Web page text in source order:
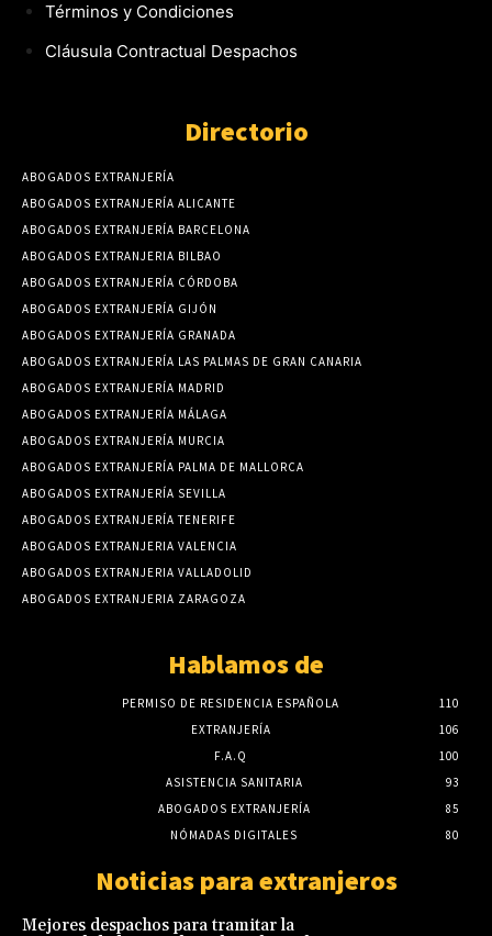
Términos y Condiciones
Cláusula Contractual Despachos
Directorio
ABOGADOS EXTRANJERÍA
ABOGADOS EXTRANJERÍA ALICANTE
ABOGADOS EXTRANJERÍA BARCELONA
ABOGADOS EXTRANJERIA BILBAO
ABOGADOS EXTRANJERÍA CÓRDOBA
ABOGADOS EXTRANJERÍA GIJÓN
ABOGADOS EXTRANJERÍA GRANADA
ABOGADOS EXTRANJERÍA LAS PALMAS DE GRAN CANARIA
ABOGADOS EXTRANJERÍA MADRID
ABOGADOS EXTRANJERÍA MÁLAGA
ABOGADOS EXTRANJERÍA MURCIA
ABOGADOS EXTRANJERÍA PALMA DE MALLORCA
ABOGADOS EXTRANJERÍA SEVILLA
ABOGADOS EXTRANJERÍA TENERIFE
ABOGADOS EXTRANJERIA VALENCIA
ABOGADOS EXTRANJERIA VALLADOLID
ABOGADOS EXTRANJERIA ZARAGOZA
Hablamos de
PERMISO DE RESIDENCIA ESPAÑOLA
110
EXTRANJERÍA
106
F.A.Q
100
ASISTENCIA SANITARIA
93
ABOGADOS EXTRANJERÍA
85
NÓMADAS DIGITALES
80
Noticias para extranjeros
Mejores despachos para tramitar la